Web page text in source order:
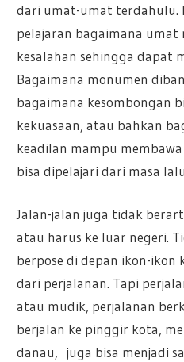
dari umat-umat terdahulu.
pelajaran bagaimana umat
kesalahan sehingga dapat
Bagaimana monumen
bagaimana kesombongan
kekuasaan, atau bahkan
keadilan mampu membawa
bisa dipelajari dari masa
Jalan-jalan juga tidak
atau harus ke luar negeri.
berpose di depan ikon-ikon
dari perjalanan. Tapi
atau mudik, perjalanan
berjalan ke pinggir kota,
danau, juga bisa menjadi